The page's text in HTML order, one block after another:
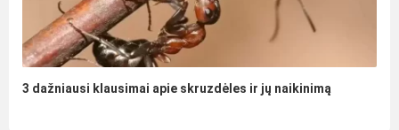
3 dažniausi klausimai apie skruzdėles ir jų naikinimą